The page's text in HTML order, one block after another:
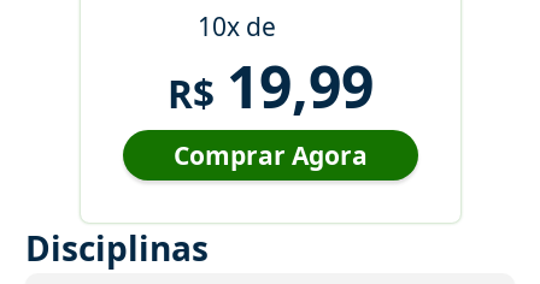
10x de
R$ 19,99
Comprar Agora
Disciplinas